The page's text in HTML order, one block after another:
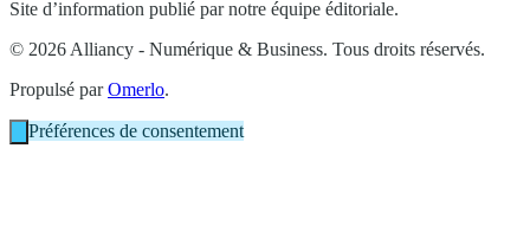
Site d’information publié par notre équipe éditoriale.
© 2026 Alliancy - Numérique & Business. Tous droits réservés.
Propulsé parOmerlo.
Préférences de consentement